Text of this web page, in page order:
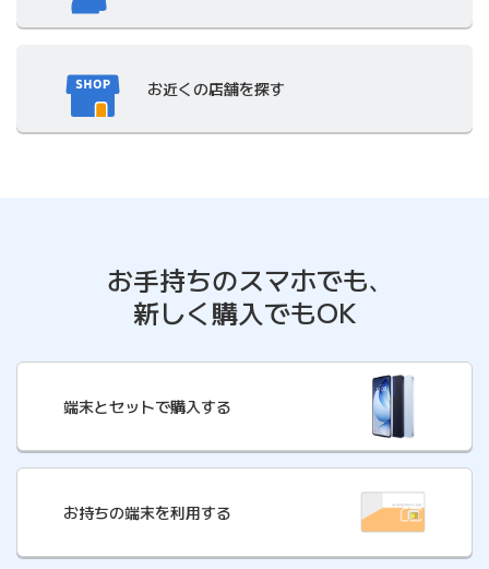
お近くの店舗を探す
お手持ちのスマホでも､
新しく購入でもOK
端末とセットで購入する
お持ちの端末を利用する